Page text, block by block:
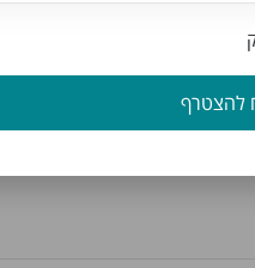
עד הבית?
להצטרף